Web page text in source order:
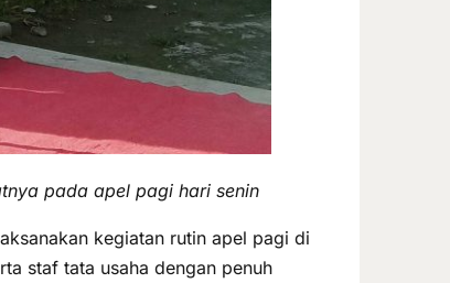
pada apel pagi hari senin
kegiatan rutin apel pagi di
staf tata usaha dengan penuh